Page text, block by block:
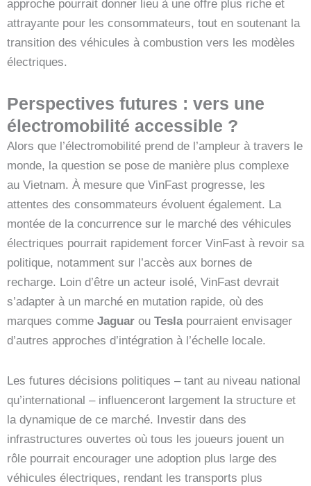
approche pourrait donner lieu à une offre plus riche et
attrayante pour les consommateurs, tout en soutenant la
transition des véhicules à combustion vers les modèles
électriques.
Perspectives futures : vers une
électromobilité accessible ?
Alors que l’électromobilité prend de l’ampleur à travers le
monde, la question se pose de manière plus complexe
au Vietnam. À mesure que VinFast progresse, les
attentes des consommateurs évoluent également. La
montée de la concurrence sur le marché des véhicules
électriques pourrait rapidement forcer VinFast à revoir sa
politique, notamment sur l’accès aux bornes de
recharge. Loin d’être un acteur isolé, VinFast devrait
s’adapter à un marché en mutation rapide, où des
marques comme Jaguar ou Teslapourraient envisager
d’autres approches d’intégration à l’échelle locale.
Les futures décisions politiques – tant au niveau national
qu’international – influenceront largement la structure et
la dynamique de ce marché. Investir dans des
infrastructures ouvertes où tous les joueurs jouent un
rôle pourrait encourager une adoption plus large des
véhicules électriques, rendant les transports plus